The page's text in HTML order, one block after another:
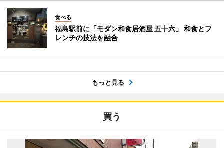
食べる
福島駅前に「モダン和食居酒屋 五十六」 和食とフ
レンチの技法を融合
もっと見る
買う